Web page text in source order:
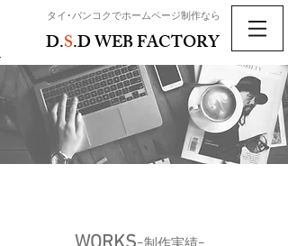
​タイ･バンコクでホームページ制作なら
D.S.D WEB FACTORY
ｰ制作実績ｰ